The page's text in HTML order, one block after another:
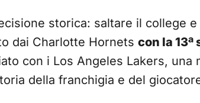
storica: saltare il college
dai Charlotte Hornets con la 13ª
con i Los Angeles Lakers, una
della franchigia e del